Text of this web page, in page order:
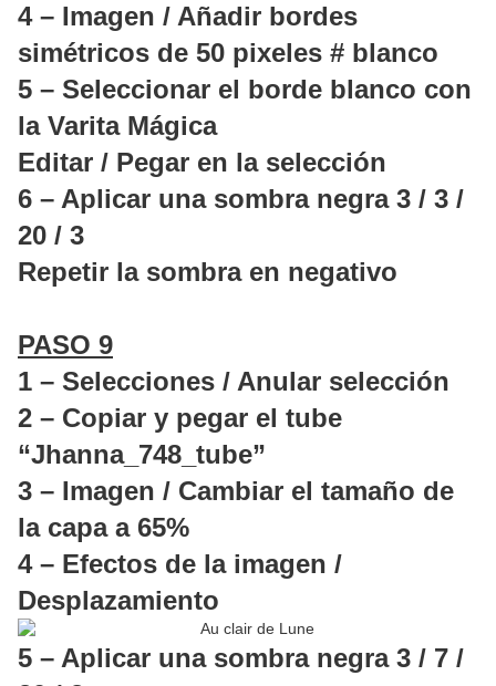
4 – Imagen / Añadir bordes
simétricos de 50 pixeles # blanco
5 – Seleccionar el borde blanco con
la Varita Mágica
Editar / Pegar en la selección
6 – Aplicar una sombra negra 3 / 3 /
20 / 3
Repetir la sombra en negativo
PASO 9
1 – Selecciones / Anular selección
2 – Copiar y pegar el tube
“Jhanna_748_tube”
3 – Imagen / Cambiar el tamaño de
la capa a 65%
4 – Efectos de la imagen /
Desplazamiento
5 – Aplicar una sombra negra 3 / 7 /